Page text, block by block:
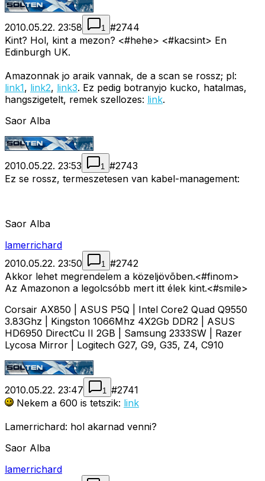
2010.05.22. 23:58 1 #2744
Kint? Hol, kint a mezon? <#hehe> <#kacsint> En
Edinburgh UK.
Amazonnak jo araik vannak, de a scan se rossz; pl:
link1, link2, link3. Ez pedig botranyjo kucko, hatalmas,
hangszigetelt, remek szellozes: link.
Saor Alba
2010.05.22. 23:53 1 #2743
Ez se rossz, termeszetesen van kabel-management:
Saor Alba
lamerrichard
2010.05.22. 23:50
1 #2742
Akkor lehet megrendelem a közeljövõben.<#finom>
Az Amazonon a legolcsóbb mert itt élek kint.<#smile>
Corsair AX850 | ASUS P5Q | Intel Core2 Quad Q9550
3.83Ghz | Kingston 1066Mhz 4X2Gb DDR2 | ASUS
HD6950 DirectCu II 2GB | Samsung 2333SW | Razer
Lycosa Mirror | Logitech G27, G9, G35, Z4, C910
2010.05.22. 23:47 1 #2741
Nekem a 600 is tetszik: link
Lamerrichard: hol akarnad venni?
Saor Alba
lamerrichard